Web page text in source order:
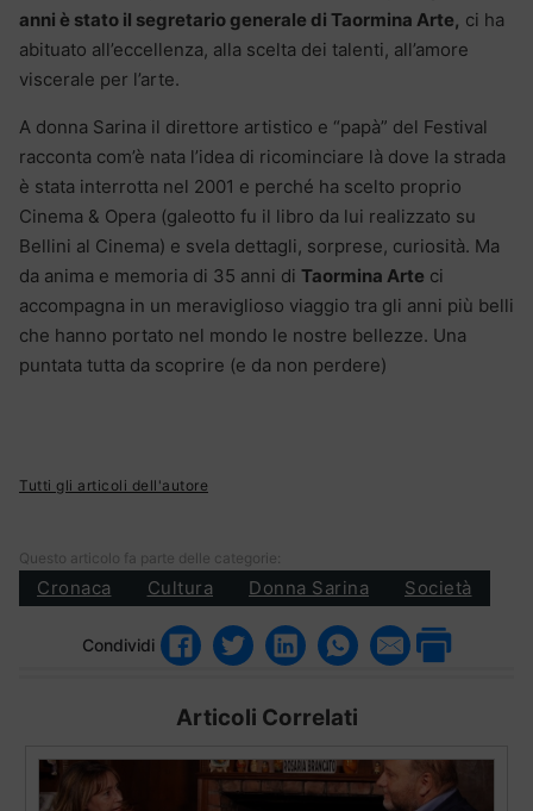
anni è stato il segretario generale di Taormina Arte, ci ha
abituato all’eccellenza, alla scelta dei talenti, all’amore
viscerale per l’arte.
A donna Sarina il direttore artistico e “papà” del Festival
racconta com’è nata l’idea di ricominciare là dove la strada
è stata interrotta nel 2001 e perché ha scelto proprio
Cinema & Opera (galeotto fu il libro da lui realizzato su
Bellini al Cinema) e svela dettagli, sorprese, curiosità. Ma
da anima e memoria di 35 anni di Taormina Arte ci
accompagna in un meraviglioso viaggio tra gli anni più belli
che hanno portato nel mondo le nostre bellezze. Una
puntata tutta da scoprire (e da non perdere)
Tutti gli articoli dell'autore
Questo articolo fa parte delle categorie:
Cronaca Cultura Donna Sarina Società
Condividi
Articoli Correlati